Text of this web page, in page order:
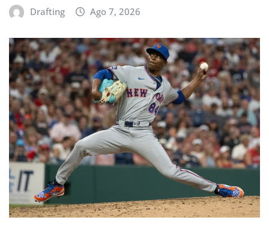
Drafting Ago 7, 2026